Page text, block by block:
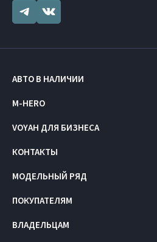
АВТО В НАЛИЧИИ
M-HERO
VOYAH ДЛЯ БИЗНЕСА
КОНТАКТЫ
МОДЕЛЬНЫЙ РЯД
ПОКУПАТЕЛЯМ
ВЛАДЕЛЬЦАМ